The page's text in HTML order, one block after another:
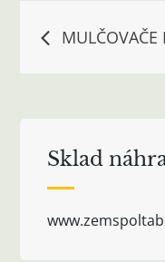
MULČOVAČE
Sklad